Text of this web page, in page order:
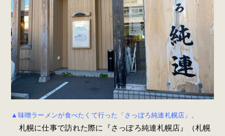
▲味噌ラーメンが食べたくて行った「さっぽろ純連札幌店」。
札幌に仕事で訪れた際に『さっぽろ純連札幌店』（札幌